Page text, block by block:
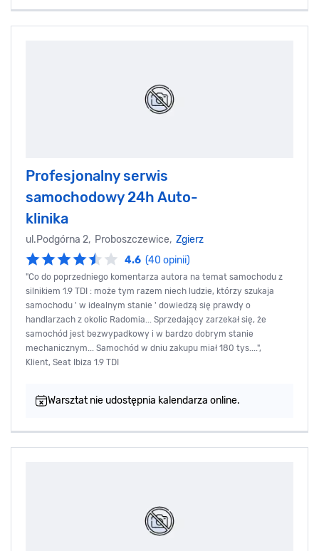
Profesjonalny serwis
samochodowy 24h Auto-
klinika
ul.Podgórna 2, Proboszczewice, Zgierz
4.6 (40 opinii)
"Co do poprzedniego komentarza autora na temat samochodu z
silnikiem 1.9 TDI : może tym razem niech ludzie, którzy szukaja
samochodu ' w idealnym stanie ' dowiedzą się prawdy o
handlarzach z okolic Radomia... Sprzedający zarzekał się, że
samochód jest bezwypadkowy i w bardzo dobrym stanie
mechanicznym... Samochód w dniu zakupu miał 180 tys....",
Klient, Seat Ibiza 1.9 TDI
Warsztat nie udostępnia kalendarza online.